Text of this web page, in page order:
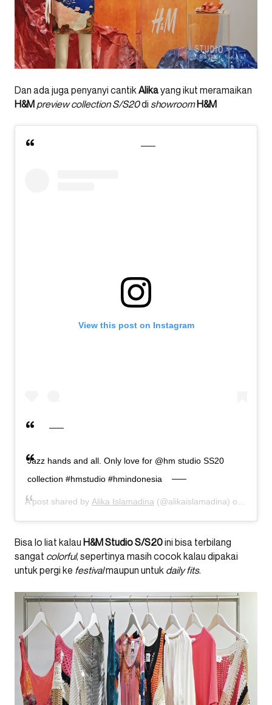
Dan ada juga penyanyi cantikAlikayang ikut meramaikan
H&M preview collection S/S20di showroom H&M
View this post on Instagram
Jazz hands and all. Only love for @hm studio SS20
collection #hmstudio #hmindonesia
A post shared by Alika Islamadina (@alikaislamadina) on
Bisa lo liat kalau H&M Studio S/S20ini bisa terbilang
sangat colorful, sepertinya masih cocok kalau dipakai
untuk pergi ke festivalmaupun untuk daily fits.